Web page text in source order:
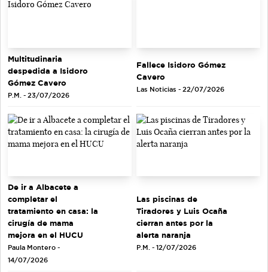
Multitudinaria
despedida a Isidoro
Gómez Cavero
P.M. - 23/07/2026
Fallece Isidoro Gómez
Cavero
Las Noticias - 22/07/2026
De ir a Albacete a
completar el
tratamiento en casa: la
cirugía de mama
mejora en el HUCU
Paula Montero -
14/07/2026
Las piscinas de
Tiradores y Luis Ocaña
cierran antes por la
alerta naranja
P.M. - 12/07/2026